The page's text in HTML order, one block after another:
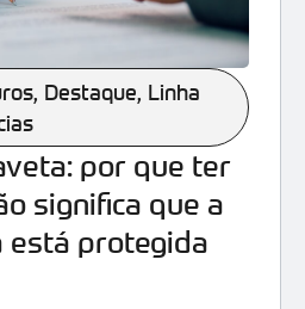
, Destaque, Linha
por que ter
significa que a
está protegida